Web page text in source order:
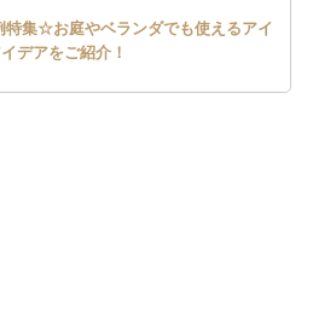
特集☆お庭やベランダでも使えるアイ
デアをご紹介！